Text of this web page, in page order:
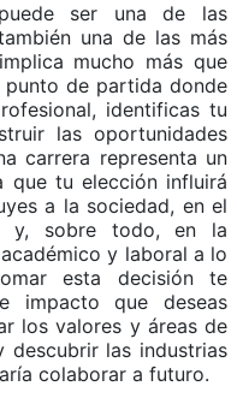
ser una de las
una de las más
mucho más que
punto de partida donde
identificas tu
las oportunidades
carrera representa un
que tu elección influirá
a la sociedad, en el
y, sobre todo, en la
y laboral a lo
esta decisión te
impacto que deseas
los valores y áreas de
las industrias
colaborar a futuro.